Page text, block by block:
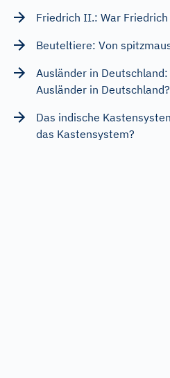
Friedrich II.: War
Beuteltiere: Von
Ausländer in
Ausländer in Deutschland?
Das indische
das Kastensystem?